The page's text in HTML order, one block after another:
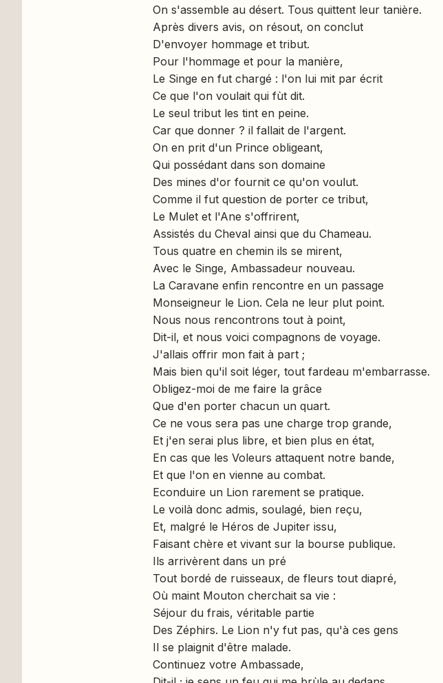
On s'assemble au désert. Tous quittent leur tanière.
Après divers avis, on résout, on conclut
D'envoyer hommage et tribut.
Pour l'hommage et pour la manière,
Le Singe en fut chargé : l'on lui mit par écrit
Ce que l'on voulait qui fùt dit.
Le seul tribut les tint en peine.
Car que donner ? il fallait de l'argent.
On en prit d'un Prince obligeant,
Qui possédant dans son domaine
Des mines d'or fournit ce qu'on voulut.
Comme il fut question de porter ce tribut,
Le Mulet et l'Ane s'offrirent,
Assistés du Cheval ainsi que du Chameau.
Tous quatre en chemin ils se mirent,
Avec le Singe, Ambassadeur nouveau.
La Caravane enfin rencontre en un passage
Monseigneur le Lion. Cela ne leur plut point.
Nous nous rencontrons tout à point,
Dit-il, et nous voici compagnons de voyage.
J'allais offrir mon fait à part ;
Mais bien qu'il soit léger, tout fardeau m'embarrasse.
Obligez-moi de me faire la grâce
Que d'en porter chacun un quart.
Ce ne vous sera pas une charge trop grande,
Et j'en serai plus libre, et bien plus en état,
En cas que les Voleurs attaquent notre bande,
Et que l'on en vienne au combat.
Econduire un Lion rarement se pratique.
Le voilà donc admis, soulagé, bien reçu,
Et, malgré le Héros de Jupiter issu,
Faisant chère et vivant sur la bourse publique.
Ils arrivèrent dans un pré
Tout bordé de ruisseaux, de fleurs tout diapré,
Où maint Mouton cherchait sa vie :
Séjour du frais, véritable partie
Des Zéphirs. Le Lion n'y fut pas, qu'à ces gens
Il se plaignit d'être malade.
Continuez votre Ambassade,